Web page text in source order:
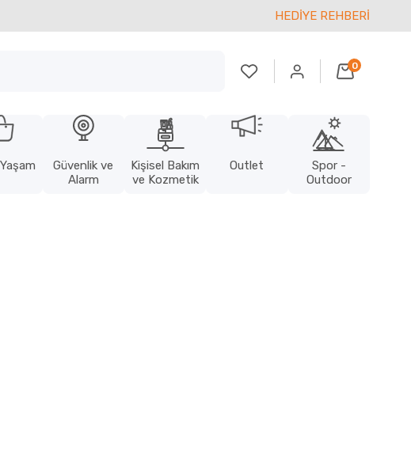
HEDİYE REHBERİ
0
Güvenlik ve
Alarm
Kişisel Bakım
ve Kozmetik
Outlet
Spor -
Outdoor